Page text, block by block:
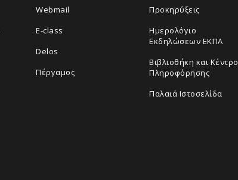
Webmail
E-class
Delos
Πέργαμος
Προκηρύξεις
Ημερολόγιο
Εκδηλώσεων ΕΚΠΑ
Βιβλιοθήκη και Κέντρο
Πληροφόρησης
Παλαιά Ιστοσελίδα